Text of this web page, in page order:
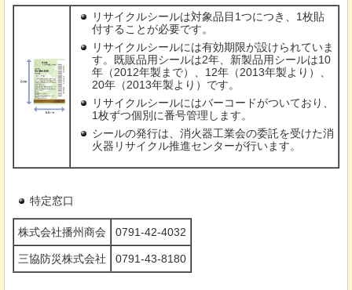
リサイクルシールは対象品目1つにつき、1枚貼
付することが必要です。
リサイクルシールには有効期限が設けられていま
す。既販品用シールは2年、新製品用シールは10
年（2012年製まで）、12年（2013年製より）、
20年（2013年製より）です。
リサイクルシールにはバーコードがついており、
1枚ずつ個別に番号管理します。
シールの発行は、消火器工業会の委託を受けた消
火器リサイクル推進センターが行います。
特定窓口
株式会社播州商会 0791-42-4032
三協防災株式会社 0791-43-8180